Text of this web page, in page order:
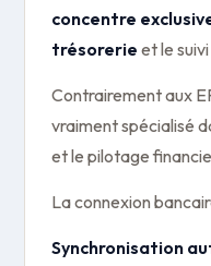
concentre
trésorerie et le
Contrairement aux
vraiment spécialisé
et le pilotage
La connexion
Synchronisation